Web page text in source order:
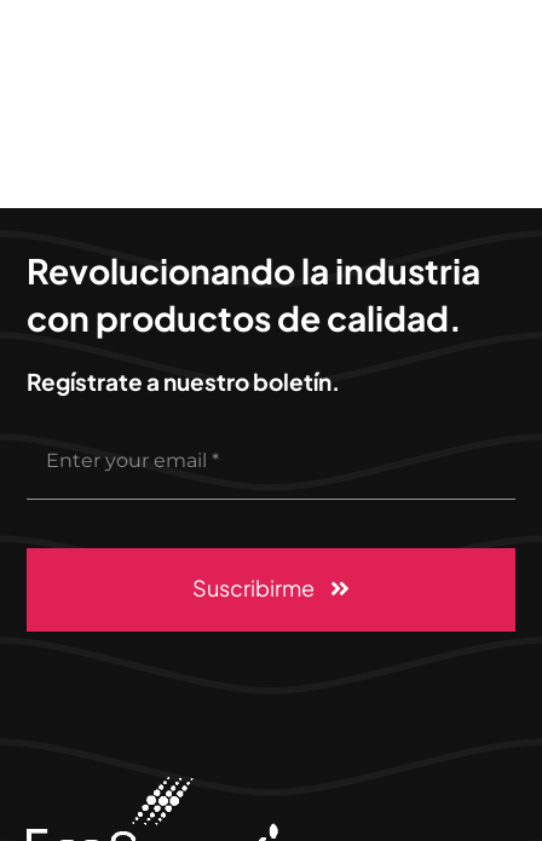
Revolucionando la industria
con productos de calidad.
Regístrate a nuestro boletín.
Suscribirme